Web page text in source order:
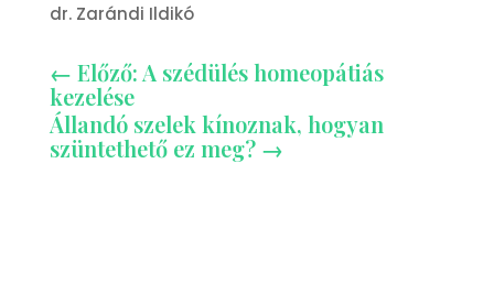
dr. Zarándi Ildikó
← Előző: A szédülés homeopátiás
kezelése
Állandó szelek kínoznak, hogyan
szüntethető ez meg? →